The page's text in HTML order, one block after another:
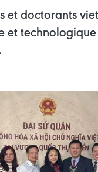
doctorants